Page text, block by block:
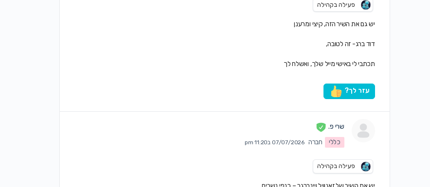
פעילה בקהילה
יש גם את השיר הזה, קיצי ומרענן
דוד ברג- זה לטובה,
תכתבי לי באישי מייל שלך, ואשלח לך
עזר לך?
שרי פ.
כללי
חברה 07/07/2026 ב11:20 pm
פעילה בקהילה